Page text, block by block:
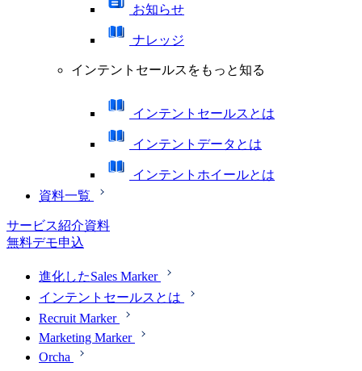
お知らせ
ナレッジ
インテントセールスをもっと知る
インテントセールスとは
インテントデータとは
インテントホイールとは
資料一覧
サービス紹介資料
無料デモ申込
進化したSales Marker
インテントセールスとは
Recruit Marker
Marketing Marker
Orcha